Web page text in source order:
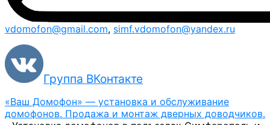
vdomofon@gmail.com, simf.vdomofon@yandex.ru
Группа ВКонтакте
«Ваш Домофон» — установка и обслуживание
домофонов. Продажа и монтаж дверных доводчиков.